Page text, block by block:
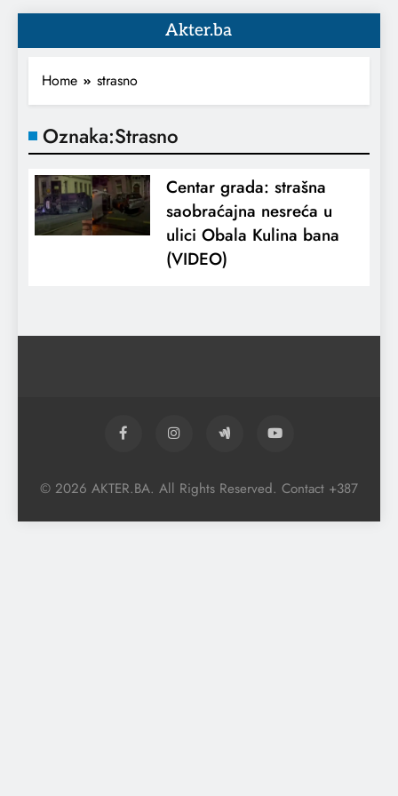
Akter.ba
Home strasno
Oznaka:Strasno
Centar grada: strašna
saobraćajna nesreća u
ulici Obala Kulina bana
(VIDEO)
© 2026 AKTER.BA. All Rights Reserved. Contact +387